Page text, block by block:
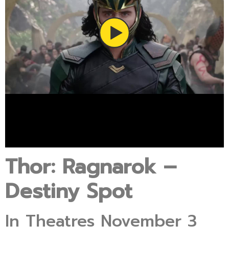
Thor: Ragnarok –
Destiny Spot
In Theatres November 3